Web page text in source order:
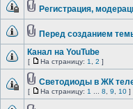
Регистрация,
Перед созданием
Канал на YouTube
[ На страницу: 1 2 ]
Светодиоды в ЖК
[ На страницу: 1 8 9 10 ]